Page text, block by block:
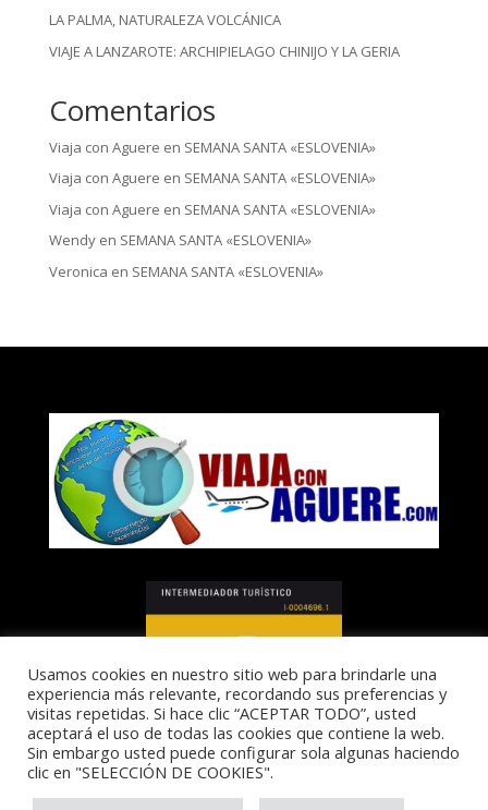
LA PALMA, NATURALEZA VOLCÁNICA
VIAJE A LANZAROTE: ARCHIPIELAGO CHINIJO Y LA GERIA
Comentarios
Viaja con Aguere en SEMANA SANTA «ESLOVENIA»
Viaja con Aguere en SEMANA SANTA «ESLOVENIA»
Viaja con Aguere en SEMANA SANTA «ESLOVENIA»
Wendyen SEMANA SANTA «ESLOVENIA»
Veronica en SEMANA SANTA «ESLOVENIA»
I-0004696.1
Usamos cookies en nuestro sitio web para brindarle una
experiencia más relevante, recordando sus preferencias y
visitas repetidas. Si hace clic “ACEPTAR TODO”, usted
aceptará el uso de todas las cookies que contiene la web.
Sin embargo usted puede configurar sola algunas haciendo
clic en "SELECCIÓN DE COOKIES".